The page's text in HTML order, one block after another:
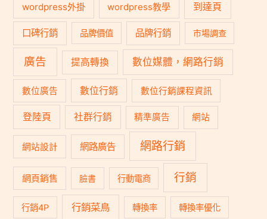
wordpress外掛 wordpress教學 到達頁
口碑行銷 品牌價值 品牌行銷 市場調查
廣告 提高轉換 數位媒體，網路行銷
數位廣告 數位行銷 數位行銷課程資訊
登陸頁 社群行銷 精準廣告 網站
網站設計 網路廣告 網路行銷
網頁銷售 臉書 行動電商 行銷
行銷4P 行銷菜鳥 轉換率 轉換率優化